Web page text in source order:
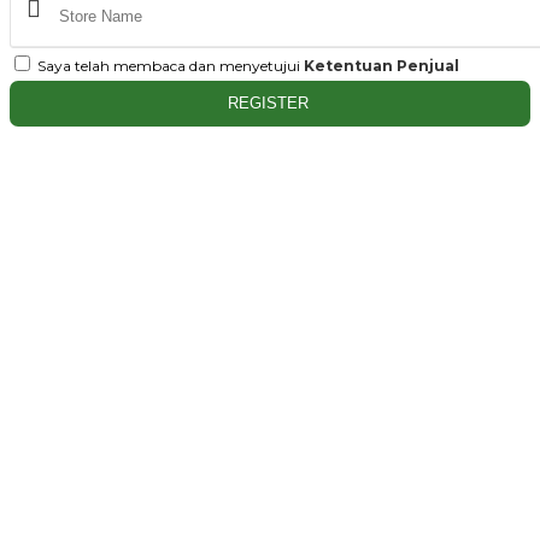
Saya telah membaca dan menyetujui Ketentuan Penjual
REGISTER